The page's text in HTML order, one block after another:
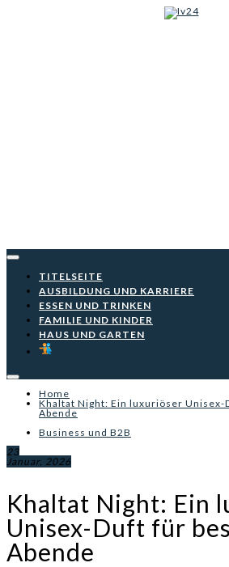
TITELSEITE
AUSBILDUNG UND KARRIERE
ESSEN UND TRINKEN
FAMILIE UND KINDER
HAUS UND GARTEN
Home
Khaltat Night: Ein luxuriöser Unisex-
Abende
Business und B2B
23
Januar, 2026
Khaltat Night: Ein
Unisex-Duft für
Abende